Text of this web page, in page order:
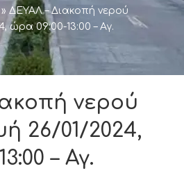
» ΔΕΥΑΛ – Διακοπή νερού
ώρα 09:00-13:00 – Αγ.
νερού
26/01/2024,
– Αγ.